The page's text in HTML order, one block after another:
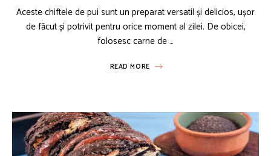
Aceste chiftele de pui sunt un preparat versatil și delicios, ușor
de făcut și potrivit pentru orice moment al zilei. De obicei,
folosesc carne de …
READ MORE